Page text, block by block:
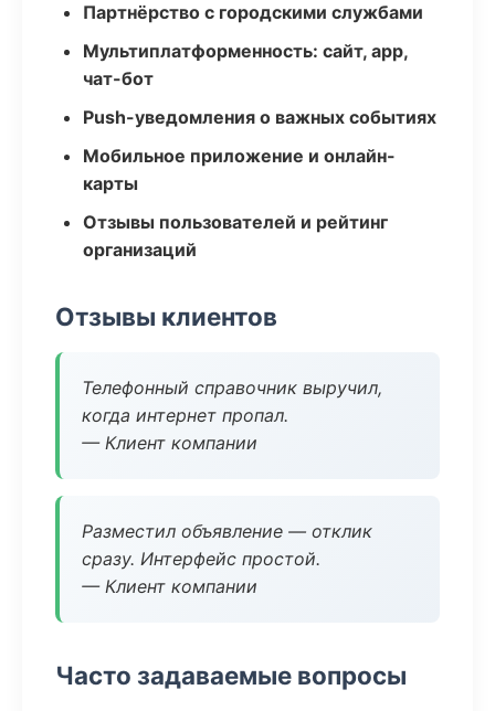
Партнёрство с городскими службами
Мультиплатформенность: сайт, app,
чат-бот
Push-уведомления о важных событиях
Мобильное приложение и онлайн-
карты
Отзывы пользователей и рейтинг
организаций
Отзывы клиентов
Телефонный справочник выручил,
когда интернет пропал.
— Клиент компании
Разместил объявление — отклик
сразу. Интерфейс простой.
— Клиент компании
Часто задаваемые вопросы